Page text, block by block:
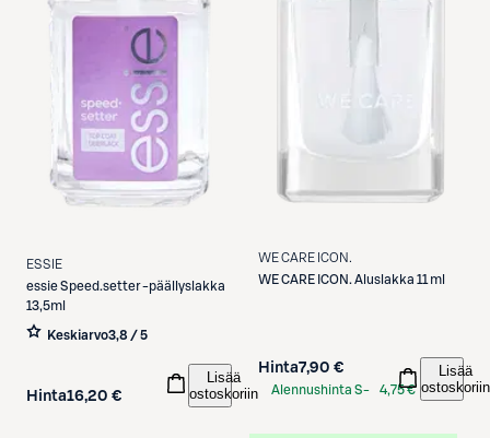
ESSIE
essieSpeed.setter -päällyslakka
13,5ml
Keskiarvo3,8 / 5
Hinta16,20 €
Lisää
ostoskoriin
WE CARE ICON.
WE CARE ICON. Aluslakka 11 ml
Hinta7,90 €
Alennushinta S-
4,75 €
Lisää
ostoskoriin